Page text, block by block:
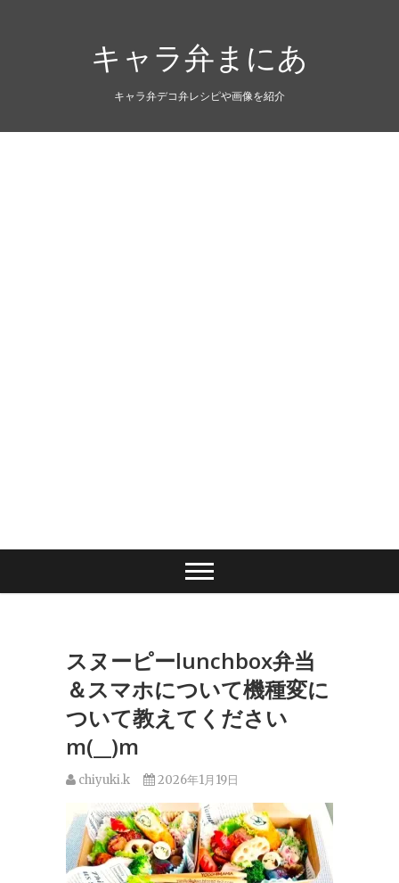
キャラ弁まにあ
キャラ弁デコ弁レシピや画像を紹介
スヌーピーlunchbox弁当
＆スマホについて機種変に
ついて教えてください
m(__)m
chiyuki.k 2026年1月19日